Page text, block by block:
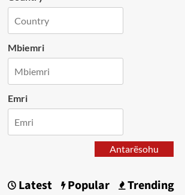
Mbiemri
Emri
Antarësohu
Latest Popular Trending